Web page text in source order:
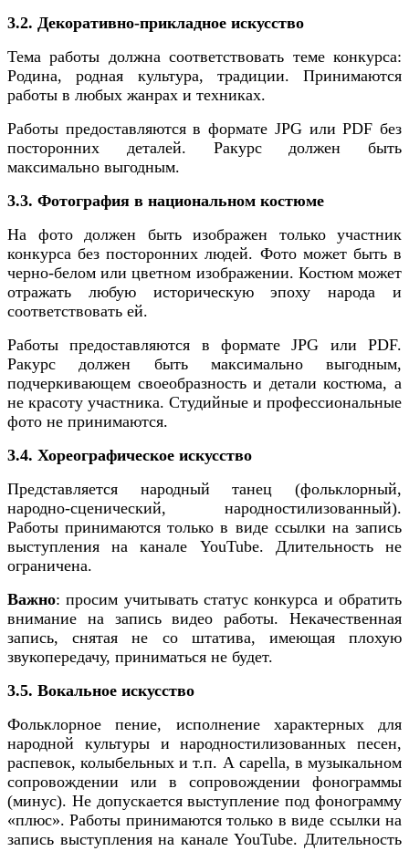
3.2. Декоративно-прикладное искусство
Тема работы должна соответствовать теме конкурса:
Родина, родная культура, традиции. Принимаются
работы в любых жанрах и техниках.
Работы предоставляются в формате JPG или PDF без
посторонних деталей. Ракурс должен быть
максимально выгодным.
3.3. Фотография в национальном костюме
На фото должен быть изображен только участник
конкурса без посторонних людей. Фото может быть в
черно-белом или цветном изображении. Костюм может
отражать любую историческую эпоху народа и
соответствовать ей.
Работы предоставляются в формате JPG или PDF.
Ракурс должен быть максимально выгодным,
подчеркивающем своеобразность и детали костюма, а
не красоту участника. Студийные и профессиональные
фото не принимаются.
3.4. Хореографическое искусство
Представляется народный танец (фольклорный,
народно-сценический, народностилизованный).
Работы принимаются только в виде ссылки на запись
выступления на канале YouTube. Длительность не
ограничена.
Важно: просим учитывать статус конкурса и обратить
внимание на запись видео работы. Некачественная
запись, снятая не со штатива, имеющая плохую
звукопередачу, приниматься не будет.
3.5. Вокальное искусство
Фольклорное пение, исполнение характерных для
народной культуры и народностилизованных песен,
распевок, колыбельных и т.п. А capella, в музыкальном
сопровождении или в сопровождении фонограммы
(минус). Не допускается выступление под фонограмму
«плюс». Работы принимаются только в виде ссылки на
запись выступления на канале YouTube. Длительность